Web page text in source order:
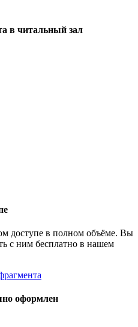
в читальный зал
доступе в полном объёме. Вы
с ним бесплатно в нашем
оформлен